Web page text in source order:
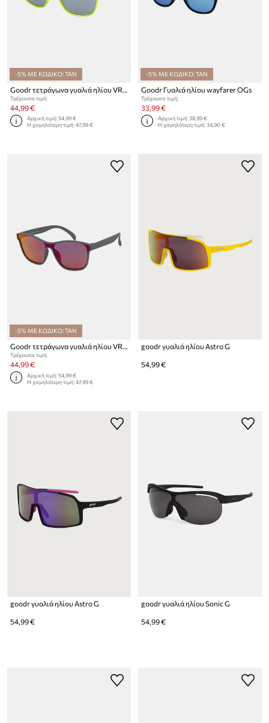
-5% ΜΕ ΚΩΔΙΚΟ: TAN
Τρέχουσα τιμή:
44,99 €
Αρχική τιμή:54,99 €
Η χαμηλότερη τιμή:47,99 €
-5% ΜΕ ΚΩΔΙΚΟ: TAN
Goodr Γυαλιά ηλίου wayfarer OGs
Τρέχουσα τιμή:
33,99 €
Αρχική τιμή:38,99 €
Η χαμηλότερη τιμή:34,90 €
-5% ΜΕ ΚΩΔΙΚΟ: TAN
Goodr τετράγωνα γυαλιά ηλίου VRGs
Τρέχουσα τιμή:
44,99 €
Αρχική τιμή:54,99 €
Η χαμηλότερη τιμή:47,99 €
goodr γυαλιά ηλίου Astro G
54,99 €
goodr γυαλιά ηλίου Astro G
54,99 €
goodr γυαλιά ηλίου Sonic G
54,99 €